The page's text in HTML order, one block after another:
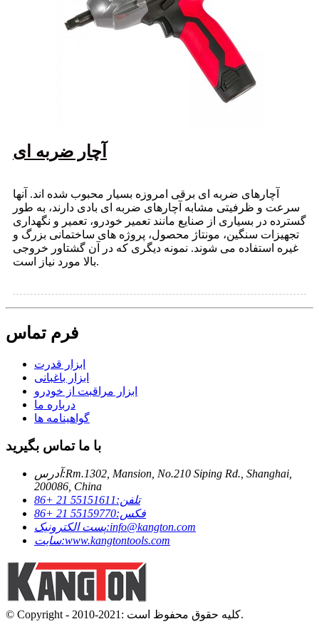
آچار ضربه ای
آچارهای ضربه ای برقی امروزه بسیار محبوب شده اند. آنها
سرعت و ظرفیتی مشابه آچارهای ضربه ای بادی دارند، به طور
گسترده در بسیاری از صنایع مانند تعمیر خودرو، تعمیر و نگهداری
تجهیزات سنگین، مونتاژ محصول، پروژه های ساختمانی بزرگ و
غیره استفاده می شوند. نمونه دیگری که در آن گشتاور خروجی
بالا مورد نیاز است.
فرم تماس
ابزار قدرت
ابزار باغبانی
ابزار مراقبت از خودرو
درباره ما
گواهینامه ها
با ما تماس بگیرید
آدرس:Rm.1302, Mansion, No.210 Siping Rd., Shanghai,
200086, China
تلفن:55151611 21 +86
فکس:55159770 21 +86
پست الکترونیک:info@kangton.com
سایت:www.kangtontools.com
© Copyright - 2010-2021: کلیه حقوق محفوظ است.